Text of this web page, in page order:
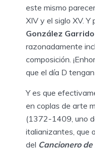
este mismo
XIV y el siglo XV. Y
González Garrido
razonadamente
composición.
que el día D
Y es que
en coplas de arte
(1372-1409, uno
italianizantes, que
del Cancionero